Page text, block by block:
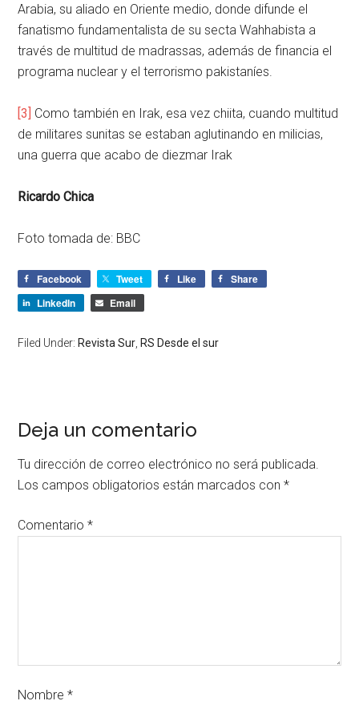
Arabia, su aliado en Oriente medio, donde difunde el
fanatismo fundamentalista de su secta Wahhabista a
través de multitud de madrassas, además de financia el
programa nuclear y el terrorismo pakistaníes.
[3] Como también en Irak, esa vez chiita, cuando multitud
de militares sunitas se estaban aglutinando en milicias,
una guerra que acabo de diezmar Irak
Ricardo Chica
Foto tomada de: BBC
Facebook Tweet Like
Share
LinkedIn
Email
Filed Under: Revista Sur RS Desde el sur
Deja un comentario
Tu dirección de correo electrónico no será publicada.
Los campos obligatorios están marcados con*
Comentario*
Nombre*